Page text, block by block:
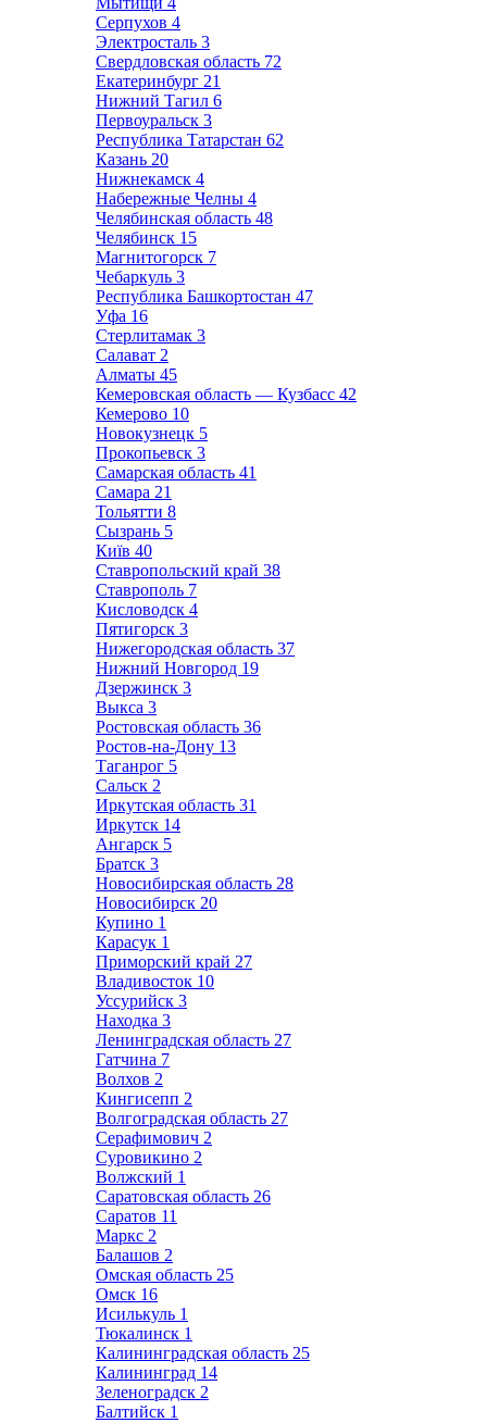
Серпухов 4
Электросталь 3
Свердловская область 72
Екатеринбург 21
Нижний Тагил 6
Первоуральск 3
Республика Татарстан 62
Казань 20
Нижнекамск 4
Набережные Челны 4
Челябинская область 48
Челябинск 15
Магнитогорск 7
Чебаркуль 3
Республика Башкортостан 47
Уфа 16
Стерлитамак 3
Салават 2
Алматы 45
Кемеровская область — Кузбасс 42
Кемерово 10
Новокузнецк 5
Прокопьевск 3
Самарская область 41
Самара 21
Тольятти 8
Сызрань 5
Київ 40
Ставропольский край 38
Ставрополь 7
Кисловодск 4
Пятигорск 3
Нижегородская область 37
Нижний Новгород 19
Дзержинск 3
Выкса 3
Ростовская область 36
Ростов-на-Дону 13
Таганрог 5
Сальск 2
Иркутская область 31
Иркутск 14
Ангарск 5
Братск 3
Новосибирская область 28
Новосибирск 20
Купино 1
Карасук 1
Приморский край 27
Владивосток 10
Уссурийск 3
Находка 3
Ленинградская область 27
Гатчина 7
Волхов 2
Кингисепп 2
Волгоградская область 27
Серафимович 2
Суровикино 2
Волжский 1
Саратовская область 26
Саратов 11
Маркс 2
Балашов 2
Омская область 25
Омск 16
Исилькуль 1
Тюкалинск 1
Калининградская область 25
Калининград 14
Зеленоградск 2
Балтийск 1